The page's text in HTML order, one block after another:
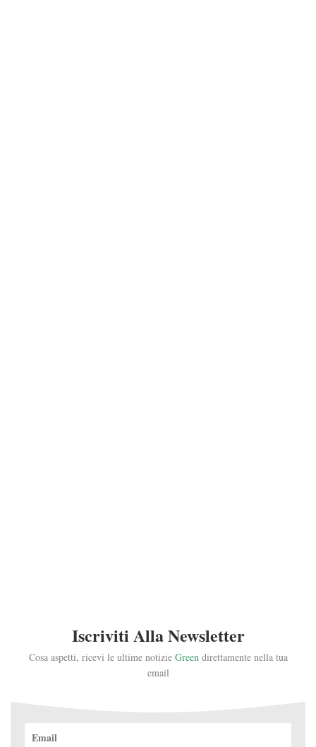
Iscriviti Alla Newsletter
Cosa aspetti, ricevi le ultime notizie Greendirettamente nella tua
email